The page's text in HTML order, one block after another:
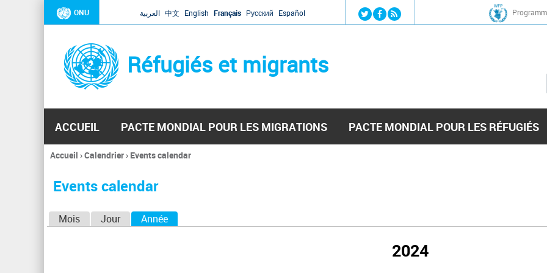
Jump to navigation
ONU العربية 中文 English Français Русский Español
Réfugiés et migrants
ACCUEIL PACTE MONDIAL POUR LES MIGRATIONS PACTE MONDIAL POUR LES RÉFUGIÉS
Vous
ici
Accueil ›Calendrier› Events calendar
Events calendar
Mois Jour Année
2024